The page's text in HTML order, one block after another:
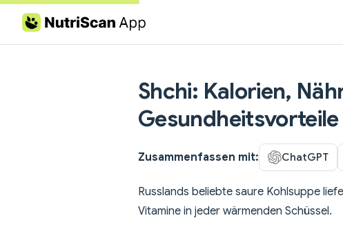
Skip to content
Shchi: Kalorien,
Gesundheitsvorteile
Zusammenfassen mit: ChatGPT
Russlands beliebte saure Kohlsuppe
Vitamine in jeder wärmenden Schüssel.